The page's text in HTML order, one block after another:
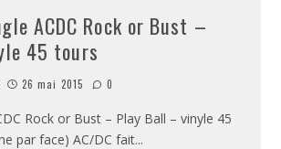
ACDC Rock or Bust –
45 tours
26 mai 2015 0
Rock or Bust – Play Ball – vinyle 45
par face) AC/DC fait...